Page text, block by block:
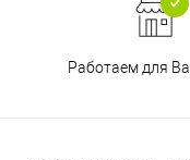
Работаем для